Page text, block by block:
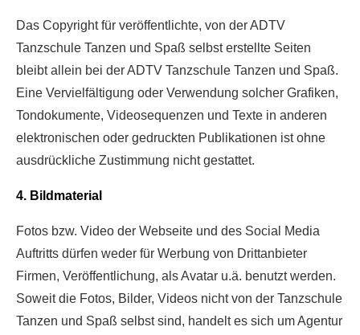
Das Copyright für veröffentlichte, von der ADTV
Tanzschule Tanzen und Spaß selbst erstellte Seiten
bleibt allein bei der ADTV Tanzschule Tanzen und Spaß.
Eine Vervielfältigung oder Verwendung solcher Grafiken,
Tondokumente, Videosequenzen und Texte in anderen
elektronischen oder gedruckten Publikationen ist ohne
ausdrückliche Zustimmung nicht gestattet.
4. Bildmaterial
Fotos bzw. Video der Webseite und des Social Media
Auftritts dürfen weder für Werbung von Drittanbieter
Firmen, Veröffentlichung, als Avatar u.ä. benutzt werden.
Soweit die Fotos, Bilder, Videos nicht von der Tanzschule
Tanzen und Spaß selbst sind, handelt es sich um Agentur